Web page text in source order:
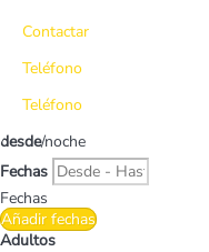
Contactar
Teléfono
Teléfono
desde/noche
Fechas
Fechas
Añadir fechas
Adultos